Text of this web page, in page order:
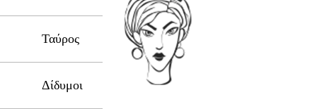
Ταύρος
Δίδυμοι